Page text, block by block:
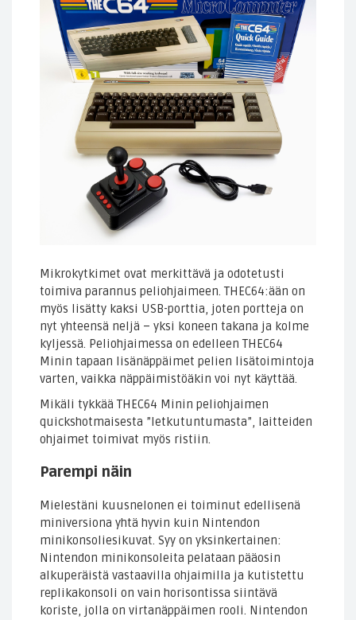
Mikrokytkimet ovat merkittävä ja odotetusti
toimiva parannus peliohjaimeen. THEC64:ään on
myös lisätty kaksi USB-porttia, joten portteja on
nyt yhteensä neljä – yksi koneen takana ja kolme
kyljessä. Peliohjaimessa on edelleen THEC64
Minin tapaan lisänäppäimet pelien lisätoimintoja
varten, vaikka näppäimistöäkin voi nyt käyttää.
Mikäli tykkää THEC64 Minin peliohjaimen
quickshotmaisesta ”letkutuntumasta”, laitteiden
ohjaimet toimivat myös ristiin.
Parempi näin
Mielestäni kuusnelonen ei toiminut edellisenä
miniversiona yhtä hyvin kuin Nintendon
minikonsoliesikuvat. Syy on yksinkertainen:
Nintendon minikonsoleita pelataan pääosin
alkuperäistä vastaavilla ohjaimilla ja kutistettu
replikakonsoli on vain horisontissa siintävä
koriste, jolla on virtanäppäimen rooli. Nintendon